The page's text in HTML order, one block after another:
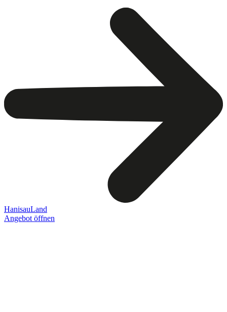
HanisauLand
Angebot öffnen